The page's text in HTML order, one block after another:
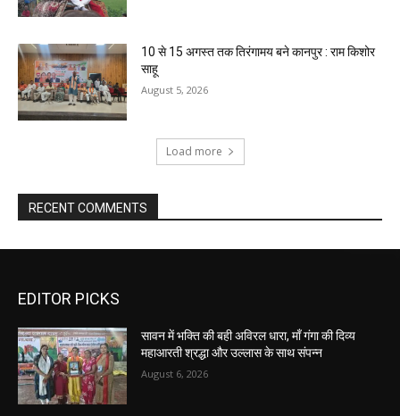
10 से 15 अगस्त तक तिरंगामय बने कानपुर : राम किशोर
साहू
August 5, 2026
Load more
RECENT COMMENTS
EDITOR PICKS
सावन में भक्ति की बही अविरल धारा, माँ गंगा की दिव्य
महाआरती श्रद्धा और उल्लास के साथ संपन्न
August 6, 2026